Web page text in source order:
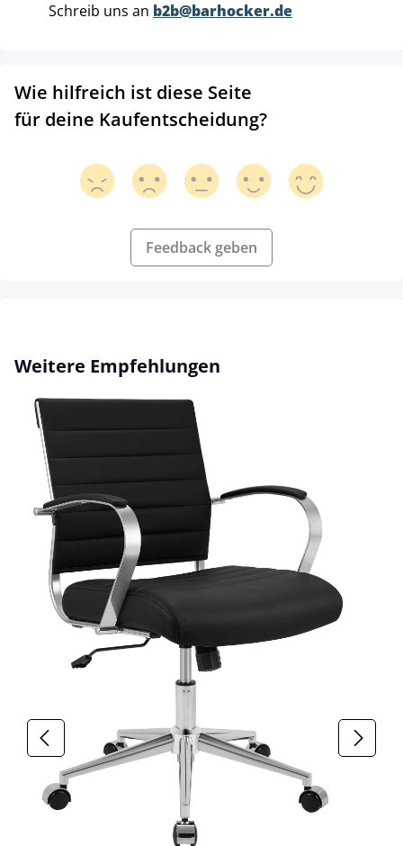
Schreib uns an b2b@barhocker.de
Wie hilfreich ist diese Seite
für deine Kaufentscheidung?
Feedback geben
Produktgalerie überspringen
Weitere Empfehlungen